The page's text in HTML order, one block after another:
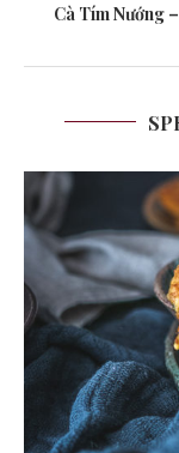
Cà Tím Nướng